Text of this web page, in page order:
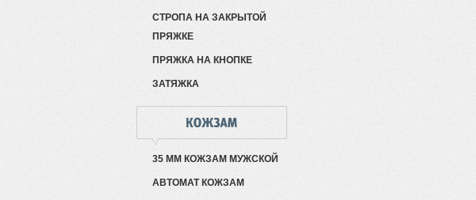
СТРОПА НА ЗАКРЫТОЙ
ПРЯЖКЕ
ПРЯЖКА НА КНОПКЕ
ЗАТЯЖКА
35 ММ КОЖЗАМ МУЖСКОЙ
АВТОМАТ КОЖЗАМ